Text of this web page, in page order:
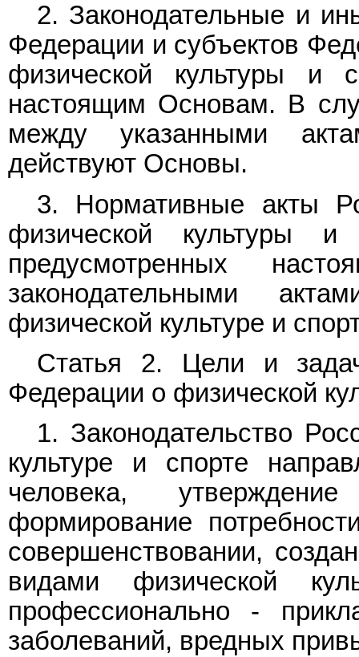
2. Законодательные и
Федерации и субъектов
физической культуры и
настоящим Основам. В
между указанными
действуют Основы.
3. Нормативные акты
физической культуры
предусмотренных
законодательными
физической культуре и
Статья 2. Цели и
Федерации о физической
1. Законодательство
культуре и спорте
человека,
формирование
совершенствовании,
видами физической
профессионально -
заболеваний, вредных